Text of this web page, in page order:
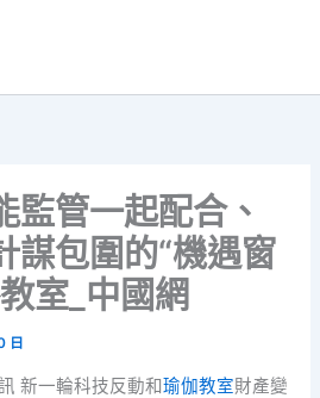
監管一起配合、
謀包圍的“機遇窗
室_中國網
日
新一輪科技反動和瑜伽教室財產變